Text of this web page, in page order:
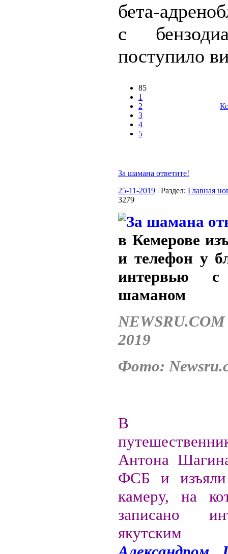
бета-
с
поступило
85
1
2
3
4
5
За шамана ответите!
25-11-2019 | Раздел: Главная
3279
в Кемерове
и телефон у
интервью с
шаманом
2019
Фото:
В
Антона
ФСБ и
камеру, на
записано
якутским